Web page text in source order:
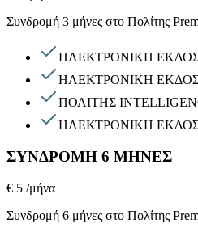
Συνδρομή 3 μήνες στο Πολίτης
ΗΛΕΚΤΡΟΝΙΚΗ
ΗΛΕΚΤΡΟΝΙΚΗ
ΠΟΛΙΤΗΣ
ΗΛΕΚΤΡΟΝΙΚΗ
ΣΥΝΔΡΟΜΗ 6 ΜΗΝΕΣ
€ 5 /μήνα
Συνδρομή 6 μήνες στο Πολίτης